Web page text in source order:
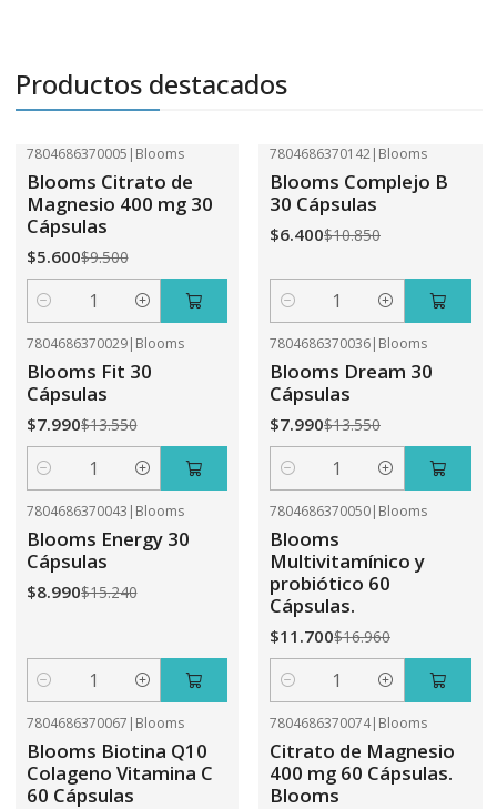
Productos destacados
7804686370005 | Blooms
Blooms Citrato de
Magnesio 400 mg 30
Cápsulas
$5.600$9.500
Cantidad
7804686370142| Blooms
Blooms Complejo B
30 Cápsulas
$6.400$10.850
Cantidad
7804686370029| Blooms
Blooms Fit 30
Cápsulas
$7.990$13.550
Cantidad
7804686370036| Blooms
Blooms Dream 30
Cápsulas
$7.990$13.550
Cantidad
7804686370043 | Blooms
Blooms Energy 30
Cápsulas
$8.990$15.240
Cantidad
7804686370050| Blooms
Blooms
Multivitamínico y
probiótico 60
Cápsulas.
$11.700$16.960
Cantidad
7804686370067 | Blooms
Blooms Biotina Q10
Colageno Vitamina C
60 Cápsulas
7804686370074| Blooms
Citrato de Magnesio
400 mg 60 Cápsulas.
Blooms